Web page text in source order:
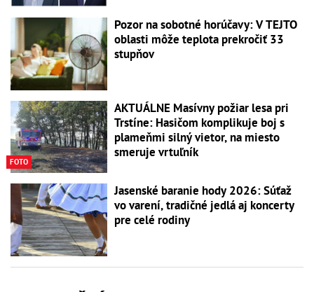
Pozor na sobotné horúčavy: V TEJTO
oblasti môže teplota prekročiť 33
stupňov
FOTO
AKTUÁLNE Masívny požiar lesa pri
Trstíne: Hasičom komplikuje boj s
plameňmi silný vietor, na miesto
smeruje vrtuľník
Jasenské baranie hody 2026: Súťaž
vo varení, tradičné jedlá aj koncerty
pre celé rodiny